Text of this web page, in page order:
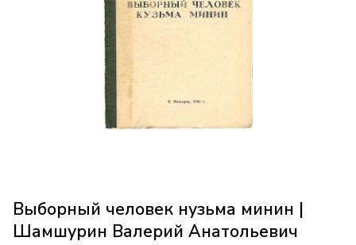
Выборный человек нузьма минин |
Шамшурин Валерий Анатольевич